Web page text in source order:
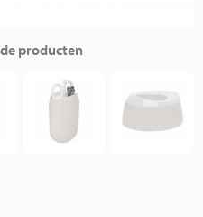
producten